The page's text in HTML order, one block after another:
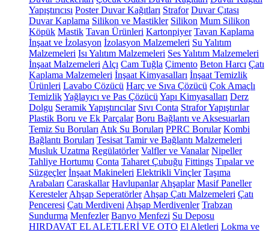
Yapıştırıcısı Poster Duvar Kağıtları Strafor Duvar Çıtası
Duvar Kaplama Silikon ve Mastikler Silikon Mum Silikon
Köpük Mastik Tavan Ürünleri Kartonpiyer Tavan Kaplama
İnşaat ve İzolasyon İzolasyon Malzemeleri Su Yalıtım
Malzemeleri Isı Yalıtım Malzemeleri Ses Yalıtım Malzemeleri
İnşaat Malzemeleri Alçı Cam Tuğla Çimento Beton Harcı Çatı
Kaplama Malzemeleri İnşaat Kimyasalları İnşaat Temizlik
Ürünleri Lavabo Çözücü Harç ve Sıva Çözücü Çok Amaçlı
TemizlikYağlayıcı ve Pas Çözücü Yapı Kimyasalları Derz
Dolgu Seramik Yapıştırıcılar Sıvı Conta Strafor Yapıştırılar
Plastik Boru ve Ek Parçalar Boru Bağlantı ve Aksesuarları
Temiz Su Boruları Atık Su Boruları PPRC Borular Kombi
Bağlantı Boruları Tesisat Tamir ve Bağlantı Malzemeleri
Musluk Uzatma Regülatörler Valfler ve Vanalar Nipeller
Tahliye Hortumu Conta Taharet Çubuğu Fittings Tıpalar ve
Süzgeçler İnşaat Makineleri Elektrikli Vinçler Taşıma
Arabaları Caraskallar Havlupanlar Ahşaplar Masif Paneller
Keresteler Ahşap Seperatörler Ahşap Çatı Malzemeleri Çatı
Penceresi Çatı Merdiveni Ahşap Merdivenler Trabzan
Sundurma Menfezler Banyo Menfezi Su Deposu
HIRDAVAT EL ALETLERİ VE OTO El Aletleri Lokma ve